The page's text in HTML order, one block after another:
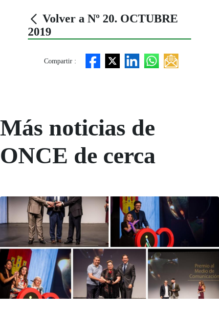
Volver a Nº 20. OCTUBRE
2019
Compartir :
Más noticias de
ONCE de cerca